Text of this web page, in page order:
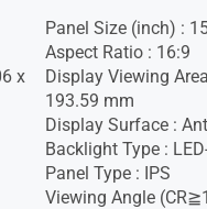
x
Panel Size (inch) :
Aspect Ratio : 16:9
Display Viewing
193.59 mm
Display Surface :
Backlight Type :
Panel Type : IPS
Viewing Angle